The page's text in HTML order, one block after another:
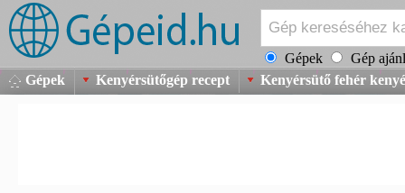
Gépek
Gép
Gépek
Kenyérsütőgép recept Kenyérsütő fehér